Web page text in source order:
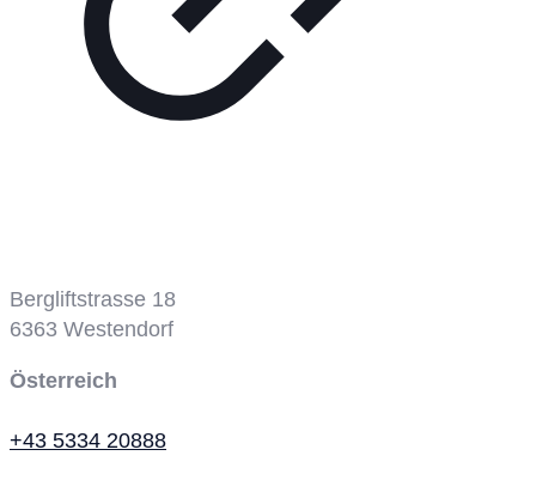
Bergliftstrasse 18
6363 Westendorf
Österreich
+43 5334 20888